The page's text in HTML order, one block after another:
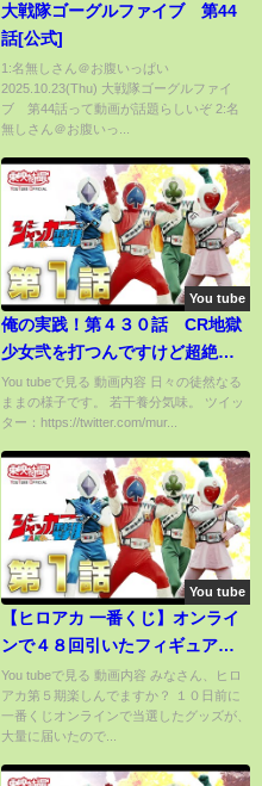
大戦隊ゴーグルファイブ 第44
話[公式]
1:名無しさん＠お腹いっぱい
2025.10.23(Thu) 大戦隊ゴーグルファイ
ブ 第44話って動画が話題らしいぞ 2:名
無しさん＠お腹いっ...
You tube
俺の実践！第４３０話 CR地獄
少女弐を打つんですけど超絶な
ヒキ魅せたりますよ？
You tubeで見る 動画内容 日々の徒然なる
ままの様子です。 若干養分気味。 ツイッ
ター：https://twitter.com/mur...
You tube
【ヒロアカ 一番くじ】オンライ
ンで４８回引いたフィギュアと
グッズを怒涛の開封！！
You tubeで見る 動画内容 みなさん、ヒロ
アカ第５期楽しんでますか？ １０日前に
一番くじオンラインで当選したグッズが、
大量に届いたので...